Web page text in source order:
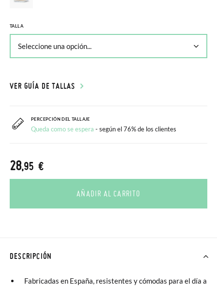
TALLA
VER GUÍA DE TALLAS
PERCEPCIÓN DEL TALLAJE
Queda como se espera - según el 76% de los clientes
28,95 €
AÑADIR AL CARRITO
DESCRIPCIÓN
Fabricadas en España, resistentes y cómodas para el día a